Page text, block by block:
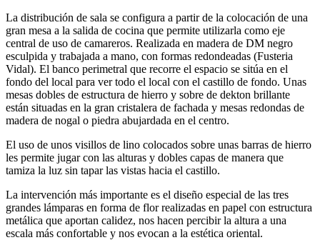
La distribución de sala se configura a partir de la colocación de una
gran mesa a la salida de cocina que permite utilizarla como eje
central de uso de camareros. Realizada en madera de DM negro
esculpida y trabajada a mano, con formas redondeadas (Fusteria
Vidal). El banco perimetral que recorre el espacio se sitúa en el
fondo del local para ver todo el local con el castillo de fondo. Unas
mesas dobles de estructura de hierro y sobre de dekton brillante
están situadas en la gran cristalera de fachada y mesas redondas de
madera de nogal o piedra abujardada en el centro.
El uso de unos visillos de lino colocados sobre unas barras de hierro
les permite jugar con las alturas y dobles capas de manera que
tamiza la luz sin tapar las vistas hacia el castillo.
La intervención más importante es el diseño especial de las tres
grandes lámparas en forma de flor realizadas en papel con estructura
metálica que aportan calidez, nos hacen percibir la altura a una
escala más confortable y nos evocan a la estética oriental.